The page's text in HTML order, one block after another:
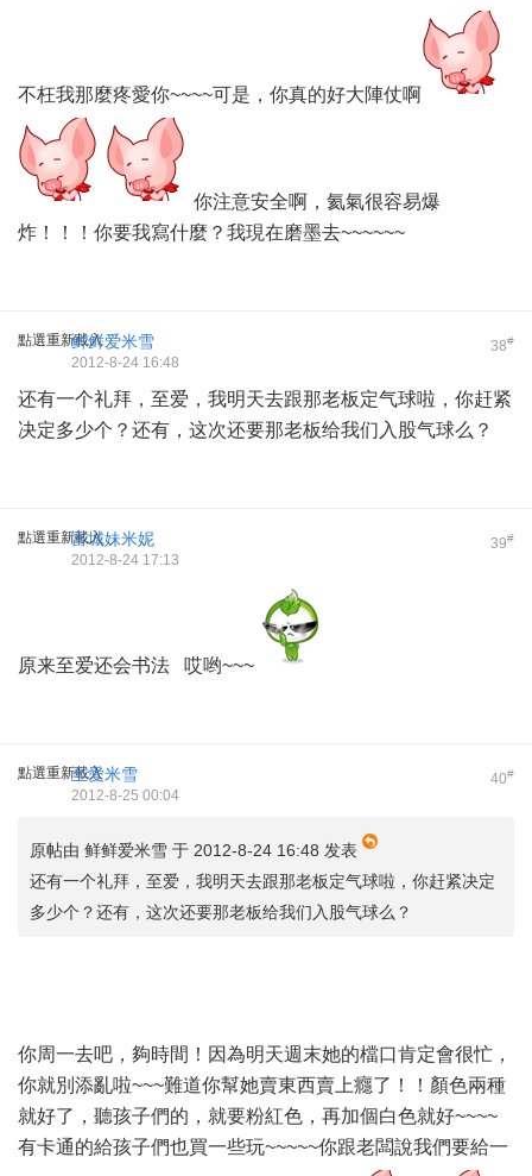
不枉我那麼疼愛你~~~~可是，你真的好大陣仗啊
你注意安全啊，氦氣很容易爆
炸！！！你要我寫什麼？我現在磨墨去~~~~~~
點選重新載入 38#
鲜鲜爱米雪
2012-8-24 16:48
还有一个礼拜，至爱，我明天去跟那老板定气球啦，你赶紧
决定多少个？还有，这次还要那老板给我们入股气球么？
點選重新載入 39#
富城妹米妮
2012-8-24 17:13
原来至爱还会书法 哎哟~~~
點選重新載入 40#
至愛米雪
2012-8-25 00:04
原帖由 鲜鲜爱米雪 于 2012-8-24 16:48 发表
还有一个礼拜，至爱，我明天去跟那老板定气球啦，你赶紧决定
多少个？还有，这次还要那老板给我们入股气球么？
你周一去吧，夠時間！因為明天週末她的檔口肯定會很忙，
你就別添亂啦~~~難道你幫她賣東西賣上癮了！！顏色兩種
就好了，聽孩子們的，就要粉紅色，再加個白色就好~~~~
有卡通的給孩子們也買一些玩~~~~~你跟老闆說我們要給一